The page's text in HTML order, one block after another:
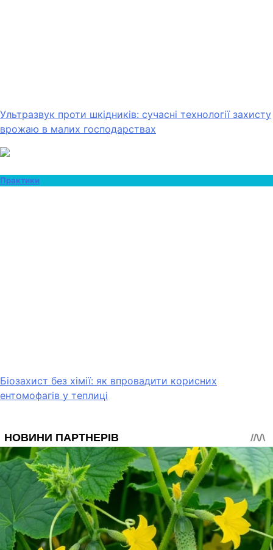
Ультразвук проти шкідників: сучасні технології захисту
врожаю в малих господарствах
Практики
Біозахист без хімії: як впровадити корисних
ентомофагів у теплиці